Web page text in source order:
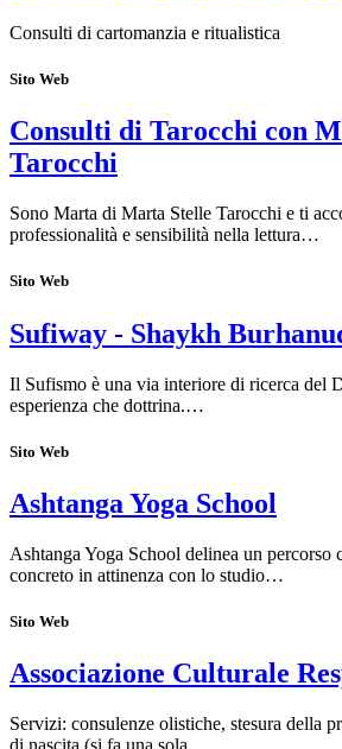
Consulti di cartomanzia e ritualistica
Sito Web
Consulti di Tarocchi con
Tarocchi
Sono Marta di Marta Stelle Tarocchi e ti
professionalità e sensibilità nella lettura…
Sito Web
Sufiway - Shaykh
Il Sufismo è una via interiore di ricerca del
esperienza che dottrina.…
Sito Web
Ashtanga Yoga School
Ashtanga Yoga School delinea un percorso
concreto in attinenza con lo studio…
Sito Web
Associazione Culturale
Servizi: consulenze olistiche, stesura della
di nascita (si fa una sola…